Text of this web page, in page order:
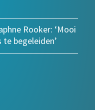
Rooker: ‘Mooi
begeleiden’